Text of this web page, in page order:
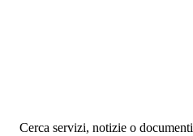
Cerca servizi, notizie o documenti